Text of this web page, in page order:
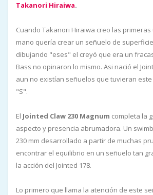
Takanori Hiraiwa.
Cuando Takanori Hiraiwa creo las
mano quería crear un señuelo de
dibujando "eses" el creyó que era un
Bass no opinaron lo mismo. Asi nació el
aun no existían señuelos que tuvieran
"S".
El Jointed Claw 230 Magnum completa la
aspecto y presencia abrumadora. Un
230 mm desarrollado a partir de muchas
encontrar el equilibrio en un señuelo tan
la acción del Jointed 178.
Lo primero que llama la atención de este